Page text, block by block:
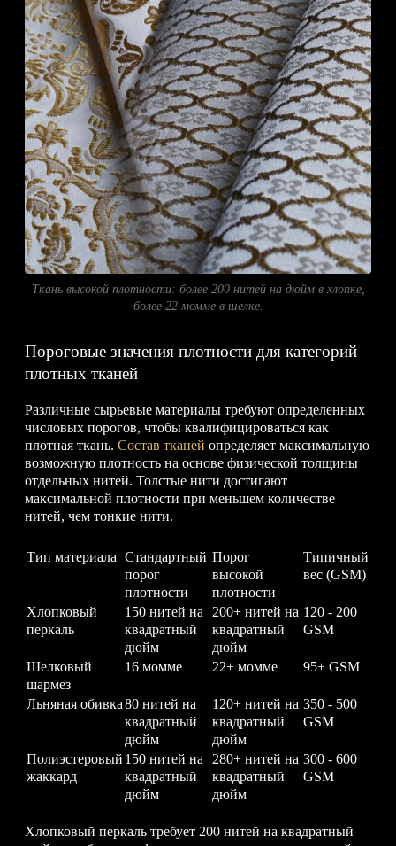
Ткань высокой плотности: более 200 нитей на дюйм в хлопке,
более 22 момме в шелке.
Пороговые значения плотности для категорий
плотных тканей
Различные сырьевые материалы требуют определенных
числовых порогов, чтобы квалифицироваться как
плотная ткань.Состав тканей определяет максимальную
возможную плотность на основе физической толщины
отдельных нитей. Толстые нити достигают
максимальной плотности при меньшем количестве
нитей, чем тонкие нити.
Тип материала Стандартный
порог
плотности
Порог
высокой
плотности
Типичный
вес (GSM)
Хлопковый
перкаль
150 нитей на
квадратный
дюйм
200+ нитей на
квадратный
дюйм
120 - 200
GSM
Шелковый
шармез
16 момме 22+ момме 95+ GSM
Льняная обивка80 нитей на
квадратный
дюйм
120+ нитей на
квадратный
дюйм
350 - 500
GSM
Полиэстеровый
жаккард
150 нитей на
квадратный
дюйм
280+ нитей на
квадратный
дюйм
300 - 600
GSM
Хлопковый перкаль требует 200 нитей на квадратный